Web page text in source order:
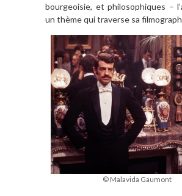
bourgeoisie, et philosophiques –
un thème qui traverse sa
© Malavida Gaumont